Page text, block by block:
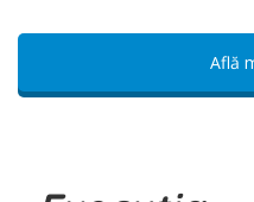
Află